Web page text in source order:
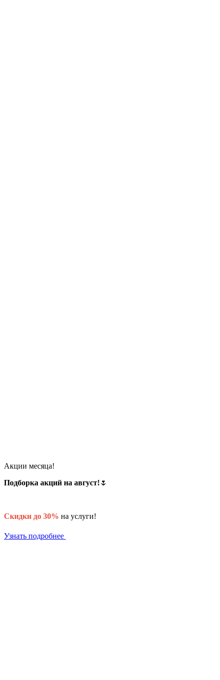
Акции месяца!
Подборка акций на август! 🌷
Скидки до 30% на услуги!
Узнать подробнее